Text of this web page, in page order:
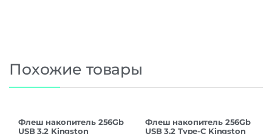
Похожие товары
Флеш накопитель 256Gb
USB 3.2 Kingston
Флеш накопитель 256Gb
USB 3.2 Type-C Kingston